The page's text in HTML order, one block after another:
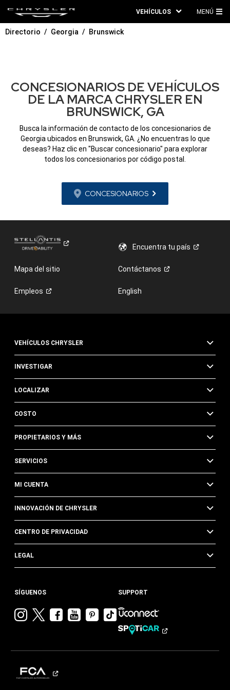
VEHÍCULOS MENÚ
Directorio Georgia Brunswick
CONCESIONARIOS DE VEHÍCULOS
DE LA MARCA CHRYSLER EN
BRUNSWICK, GA
Busca la información de contacto de los concesionarios de
Georgia ubicados en Brunswick, GA. ¿No encuentras lo que
deseas? Haz clic en "Buscar concesionario" para explorar
todos los concesionarios por código postal.
CONCESIONARIOS
Encuentra tupaís
Mapa del sitio Contáctanos
Empleos English
VEHÍCULOS CHRYSLER
INVESTIGAR
LOCALIZAR
COSTO
PROPIETARIOS Y MÁS
SERVICIOS
MI CUENTA
INNOVACIÓN DE CHRYSLER
CENTRO DE PRIVACIDAD
LEGAL
SÍGUENOS
VisitarVisitarVisitar
Chrysler en
Visitar
Chrysler en
Visitar
Chrysler en
Pinterest
Visita
Chrysler
Tik
SUPPORT